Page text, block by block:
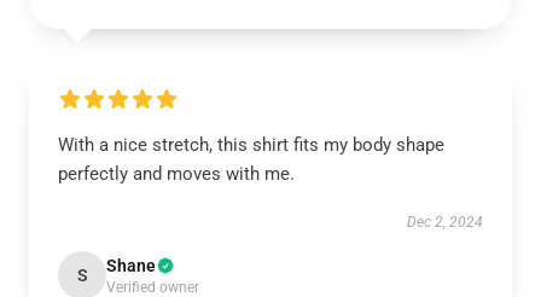
With a nice stretch, this shirt fits my body shape
perfectly and moves with me.
Dec 2, 2024
S Shane
Verified owner